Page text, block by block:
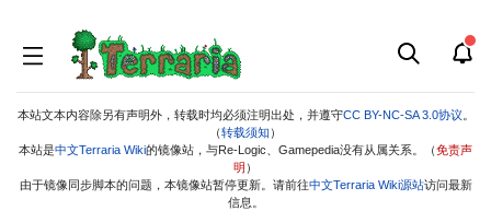
本站文本内容除另有声明外，转载时均必须注明出处，并遵守CC BY-NC-SA 3.0协议
（转载须知 ）
本站是中文Terraria Wiki的镜像站，与Re-Logic、Gamepedia没有从属关系。（免责声
明 ）
由于镜像同步脚本的问题，本镜像站暂停更新。请前往中文Terraria Wiki源站访问最新
信息。